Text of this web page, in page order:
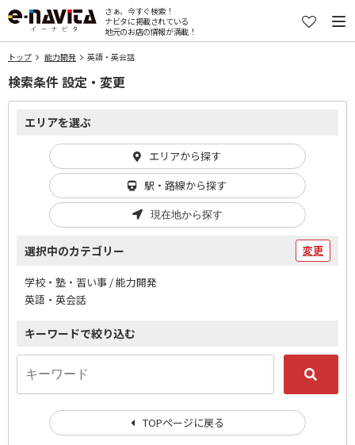
さぁ、今すぐ検索！
ナビタに掲載されている
地元のお店の情報が満載！
トップ 能力開発 英語・英会話
検索条件 設定・変更
エリアを選ぶ
エリアから探す
駅・路線から探す
現在地から探す
選択中のカテゴリー 変更
学校・塾・習い事 / 能力開発
英語・英会話
キーワードで絞り込む
TOPページに戻る